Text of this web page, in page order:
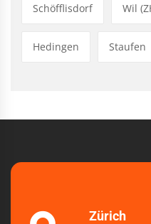
Schöfflisdorf Wil
Hedingen Staufen
Zürich